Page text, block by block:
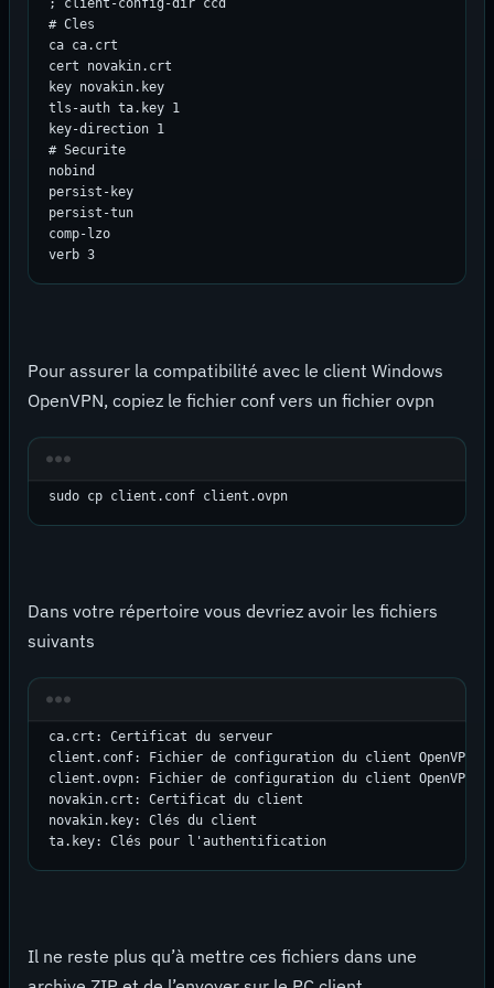
; client-config-dir ccd
# Cles
ca ca.crt
cert novakin.crt
key novakin.key
tls-auth ta.key 1
key-direction 1
# Securite
nobind
persist-key
persist-tun
comp-lzo
verb 3
Pour assurer la compatibilité avec le client Windows
OpenVPN, copiez le fichier conf vers un fichier ovpn
sudo cp client.conf client.ovpn
Dans votre répertoire vous devriez avoir les fichiers
suivants
ca.crt: Certificat du serveur
client.conf: Fichier de configuration du client OpenVPN
client.ovpn: Fichier de configuration du client OpenVPN
novakin.crt: Certificat du client
novakin.key: Clés du client
ta.key: Clés pour l'authentification
Il ne reste plus qu’à mettre ces fichiers dans une